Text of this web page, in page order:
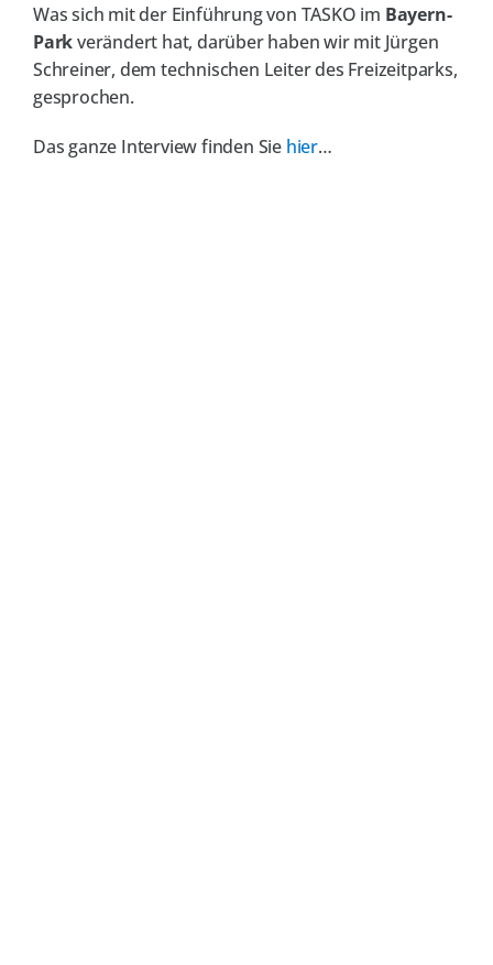
Was sich mit der Einführung von TASKO im Bayern-
Parkverändert hat, darüber haben wir mit Jürgen
Schreiner, dem technischen Leiter des Freizeitparks,
gesprochen.
Das ganze Interview finden Sie hier…